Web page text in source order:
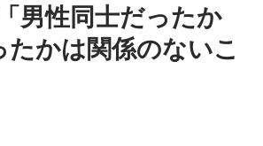
男性同士だったか
たかは関係のないこ